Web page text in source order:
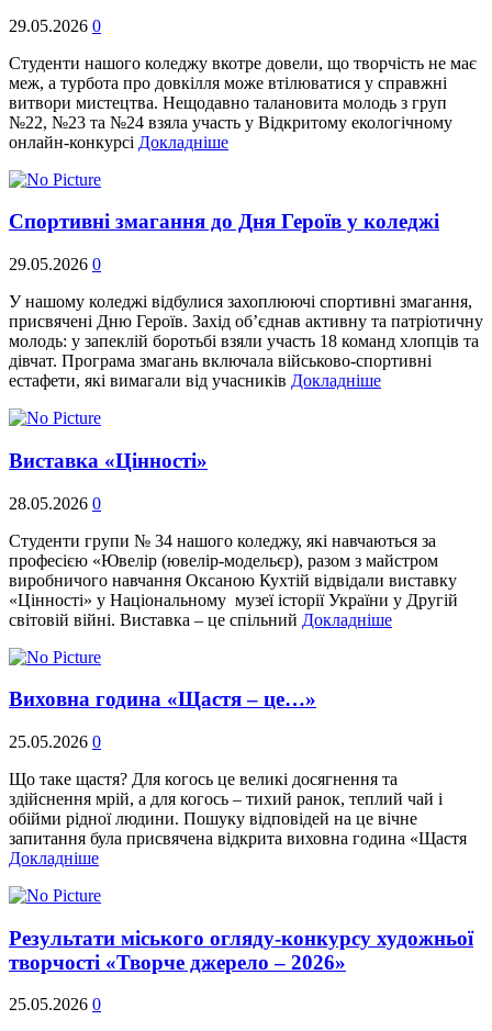
29.05.2026 0
Студенти нашого коледжу вкотре довели, що творчість не має
меж, а турбота про довкілля може втілюватися у справжні
витвори мистецтва. Нещодавно талановита молодь з груп
№22, №23 та №24 взяла участь у Відкритому екологічному
онлайн-конкурсі Докладніше
Спортивні змагання до Дня Героїв у коледжі
29.05.2026 0
У нашому коледжі відбулися захоплюючі спортивні змагання,
присвячені Дню Героїв. Захід об’єднав активну та патріотичну
молодь: у запеклій боротьбі взяли участь 18 команд хлопців та
дівчат. Програма змагань включала військово-спортивні
естафети, які вимагали від учасників Докладніше
Виставка «Цінності»
28.05.2026 0
Студенти групи № 34 нашого коледжу, які навчаються за
професією «Ювелір (ювелір-модельєр), разом з майстром
виробничого навчання Оксаною Кухтій відвідали виставку
«Цінності» у Національному музеї історії України у Другій
світовій війні. Виставка – це спільний Докладніше
Виховна година «Щастя – це…»
25.05.2026 0
Що таке щастя? Для когось це великі досягнення та
здійснення мрій, а для когось – тихий ранок, теплий чай і
обійми рідної людини. Пошуку відповідей на це вічне
запитання була присвячена відкрита виховна година «Щастя
Докладніше
Результати міського огляду-конкурсу художньої
творчості «Творче джерело – 2026»
25.05.2026 0